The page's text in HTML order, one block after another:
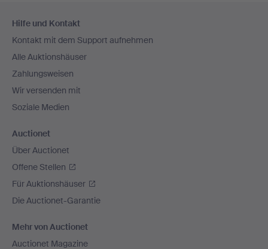
Navigation
Hilfe und Kontakt
Kontakt mit dem Support aufnehmen
Alle Auktionshäuser
Zahlungsweisen
Wir versenden mit
Soziale Medien
Auctionet
Über Auctionet
Offene Stellen
Für Auktionshäuser
Die Auctionet-Garantie
Mehr von Auctionet
Auctionet Magazine